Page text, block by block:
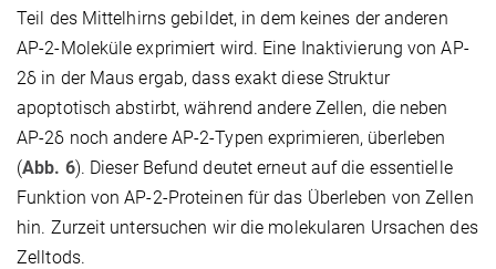
Teil des Mittelhirns gebildet, in dem keines der anderen
AP-2-Moleküle exprimiert wird. Eine Inaktivierung von AP-
2δ in der Maus ergab, dass exakt diese Struktur
apoptotisch abstirbt, während andere Zellen, die neben
AP-2δ noch andere AP-2-Typen exprimieren, überleben
(Abb. 6). Dieser Befund deutet erneut auf die essentielle
Funktion von AP-2-Proteinen für das Überleben von Zellen
hin. Zurzeit untersuchen wir die molekularen Ursachen des
Zelltods.